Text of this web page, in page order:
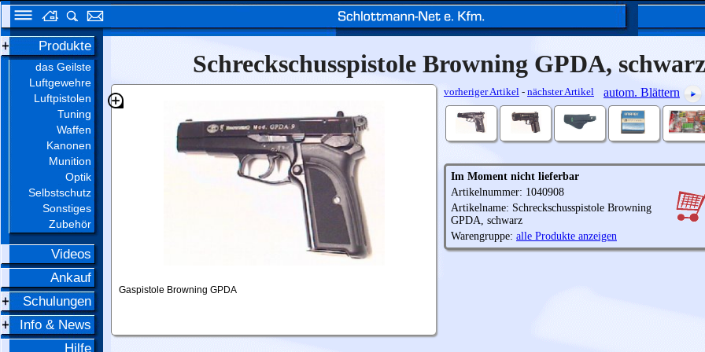
Produkte
das Geilste
Luftgewehre
Luftpistolen
Tuning
Waffen
Kanonen
Munition
Optik
Selbstschutz
Sonstiges
Zubehör
Videos
Ankauf
Schulungen
Info & News
Hilfe
Schreckschusspistole Browning GPDA, schwarz
Gaspistole Browning GPDA
vorheriger Artikel - nächster Artikel autom. Blättern
Im Moment nicht lieferbar
Artikelnummer: 1040908
Artikelname: Schreckschusspistole Browning
GPDA, schwarz
Warengruppe: alle Produkte anzeigen